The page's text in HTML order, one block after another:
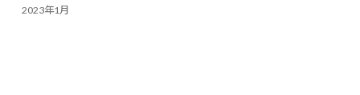
2023年1月